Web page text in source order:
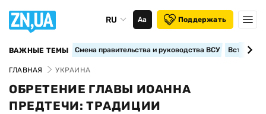
RU Аа Поддержать
ВАЖНЫЕ ТЕМЫ Смена правительства и руководства ВСУ
ГЛАВНАЯ УКРАИНА
ОБРЕТЕНИЕ ГЛАВЫ ИОАННА
ПРЕДТЕЧИ: ТРАДИЦИИ